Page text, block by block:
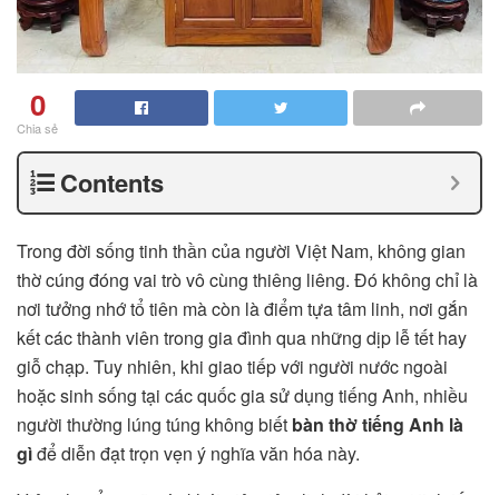
0
Chia sẻ
Contents
Trong đời sống tinh thần của người Việt Nam, không gian
thờ cúng đóng vai trò vô cùng thiêng liêng. Đó không chỉ là
nơi tưởng nhớ tổ tiên mà còn là điểm tựa tâm linh, nơi gắn
kết các thành viên trong gia đình qua những dịp lễ tết hay
giỗ chạp. Tuy nhiên, khi giao tiếp với người nước ngoài
hoặc sinh sống tại các quốc gia sử dụng tiếng Anh, nhiều
người thường lúng túng không biết bàn thờ tiếng Anh là
gìđể diễn đạt trọn vẹn ý nghĩa văn hóa này.